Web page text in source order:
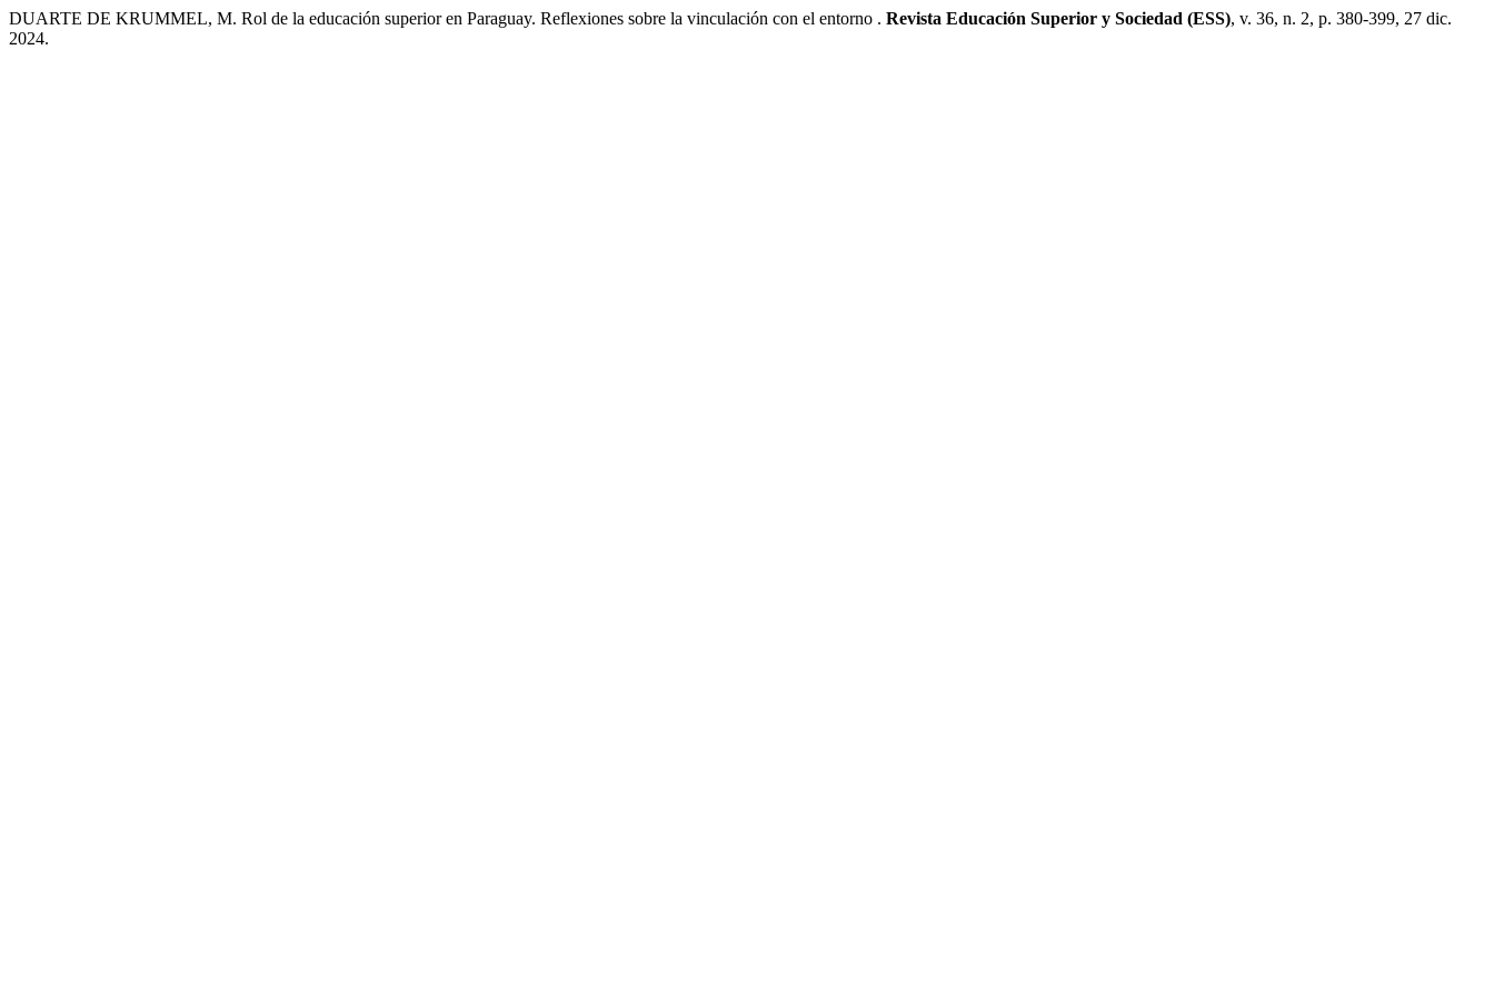
DUARTE DE KRUMMEL, M. Rol de la educación superior en Paraguay. Reflexiones sobre la vinculación con el entorno . Revista Educación Superior y Sociedad (ESS), v. 36, n. 2, p. 380-399, 27 dic.
2024.